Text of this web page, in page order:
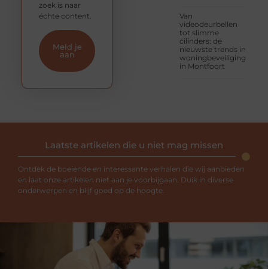
Van
videodeurbellen
tot slimme
cilinders: de
nieuwste trends in
woningbeveiliging
in Montfoort
zoek is naar
échte content.
Meld je
aan
Laatste artikelen die u niet mag missen
Ontdek de boeiende en interessante verhalen die wij aanbieden
en laat onze artikelen niet aan je voorbijgaan. Duik in diverse
onderwerpen en blijf goed op de hoogte.